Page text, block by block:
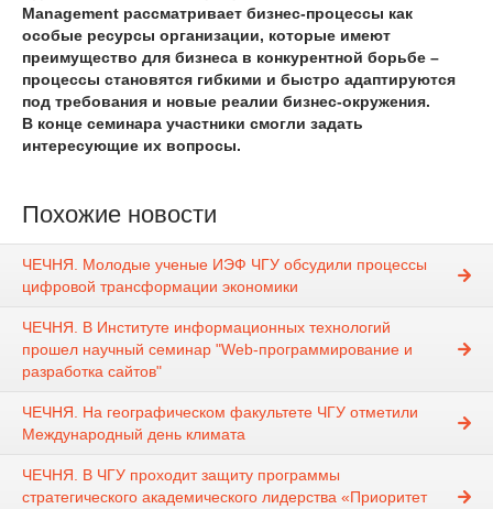
Management рассматривает бизнес-процессы как
особые ресурсы организации, которые имеют
преимущество для бизнеса в конкурентной борьбе –
процессы становятся гибкими и быстро адаптируются
под требования и новые реалии бизнес-окружения.
В конце семинара участники смогли задать
интересующие их вопросы.
Похожие новости
ЧЕЧНЯ. Молодые ученые ИЭФ ЧГУ обсудили процессы
цифровой трансформации экономики
ЧЕЧНЯ. В Институте информационных технологий
прошел научный семинар "Web-программирование и
разработка сайтов"
ЧЕЧНЯ. На географическом факультете ЧГУ отметили
Международный день климата
ЧЕЧНЯ. В ЧГУ проходит защиту программы
стратегического академического лидерства «Приоритет